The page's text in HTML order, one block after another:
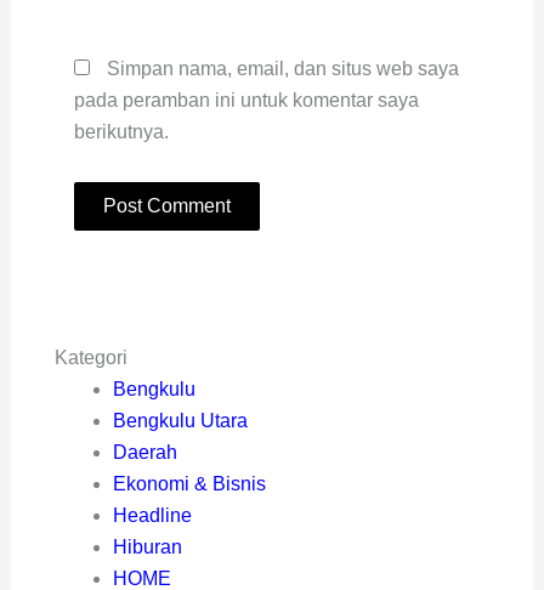
Simpan nama, email, dan situs web saya
pada peramban ini untuk komentar saya
berikutnya.
Kategori
Bengkulu
Bengkulu Utara
Daerah
Ekonomi & Bisnis
Headline
Hiburan
HOME